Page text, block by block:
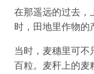
在那遥远的过去，
时，田地里作物的
当时，麦穗里可不
百粒。麦秆上的麦